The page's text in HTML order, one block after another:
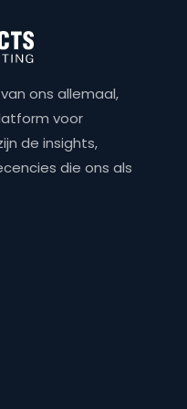
ons allemaal,
voor
de insights,
die ons als